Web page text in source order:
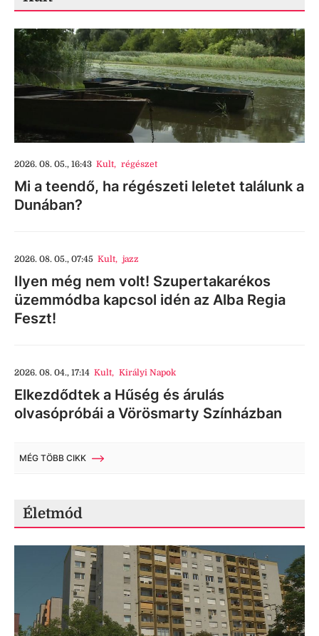
2026. 08. 05., 16:43 Kult, régészet
Mi a teendő, ha régészeti leletet találunk a
Dunában?
2026. 08. 05., 07:45 Kult, jazz
Ilyen még nem volt! Szupertakarékos
üzemmódba kapcsol idén az Alba Regia
Feszt!
2026. 08. 04., 17:14 Kult, Királyi Napok
Elkezdődtek a Hűség és árulás
olvasópróbái a Vörösmarty Színházban
MÉG TÖBB CIKK
Életmód